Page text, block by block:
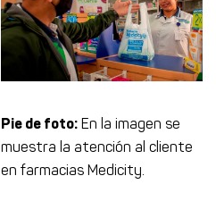
Pie de foto: En la imagen se
muestra la atención al cliente
en farmacias Medicity.